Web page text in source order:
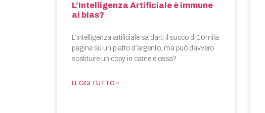
L’Intelligenza Artificiale è immune
ai bias?
L’intelligenza artificiale sa darti il succo di 10mila
pagine su un piatto d’argento, ma può davvero
sostituire un copy in carne e ossa?
LEGGI TUTTO »